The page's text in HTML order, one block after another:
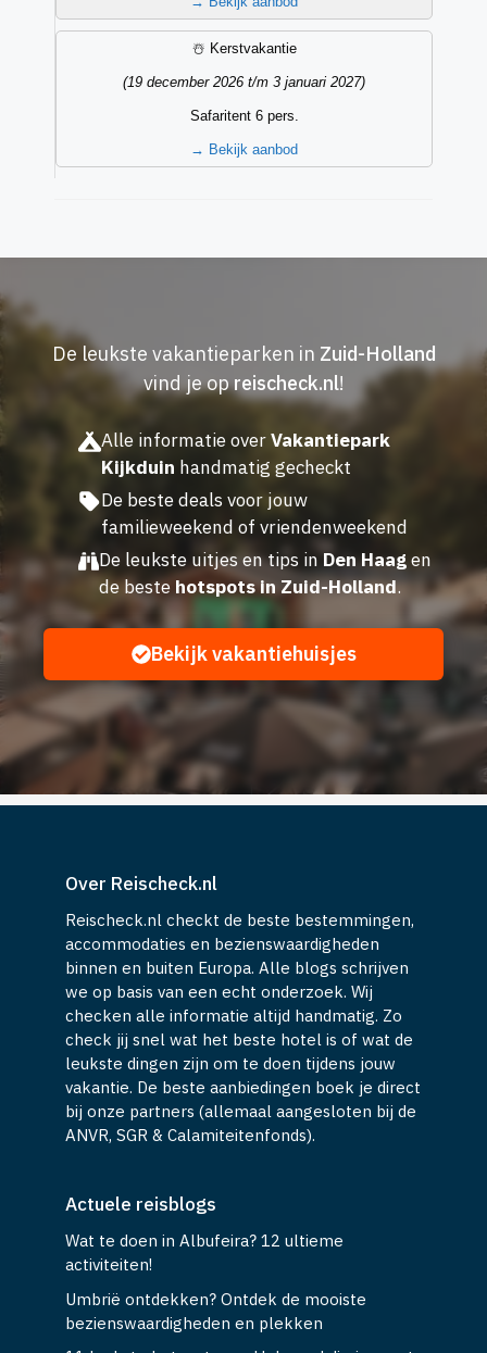
☃️ Kerstvakantie
(19 december 2026 t/m 3 januari 2027)
Safaritent 6 pers.
→ Bekijk aanbod
De leukste vakantieparken in Zuid-Holland
vind je opreischeck.nl!
Alle informatie overVakantiepark
Kijkduin handmatig gecheckt
De beste deals voor jouw
familieweekend of vriendenweekend
De leukste uitjes en tips in Den Haagen
de beste hotspots in Zuid-Holland.
Bekijk vakantiehuisjes
Over Reischeck.nl
Reischeck.nl checkt de beste bestemmingen,
accommodaties en bezienswaardigheden
binnen en buiten Europa. Alle blogs schrijven
we op basis van een echt onderzoek. Wij
checken alle informatie altijd handmatig. Zo
check jij snel wat het beste hotel is of wat de
leukste dingen zijn om te doen tijdens jouw
vakantie. De beste aanbiedingen boek je direct
bij onze partners (allemaal aangesloten bij de
ANVR, SGR & Calamiteitenfonds).
Actuele reisblogs
Wat te doen in Albufeira? 12 ultieme
activiteiten!
Umbrië ontdekken? Ontdek de mooiste
bezienswaardigheden en plekken